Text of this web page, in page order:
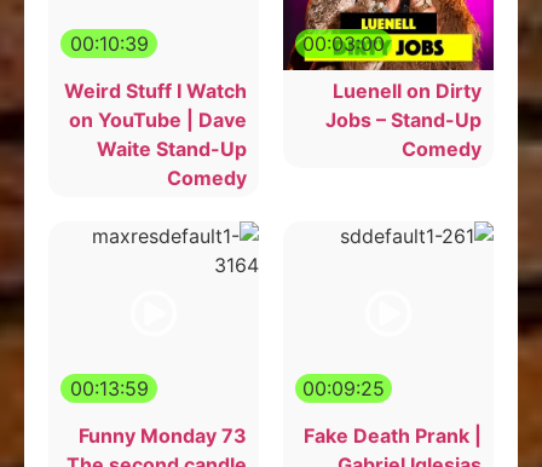
00:03:00
Luenell on Dirty
Jobs – Stand-Up
Comedy
00:10:39
Weird Stuff I Watch
on YouTube | Dave
Waite Stand-Up
Comedy
00:09:25
Fake Death Prank |
00:13:59
Funny Monday 73